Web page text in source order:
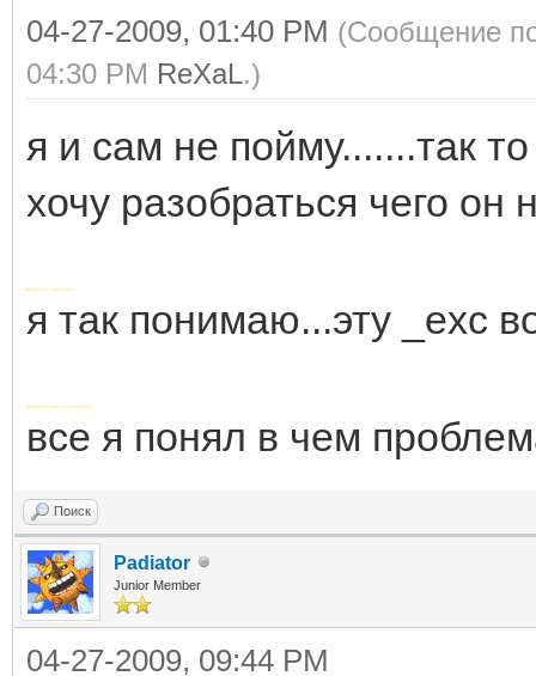
<!-- Mold Glue -->
<item id="21">
<ingredient id="57"
<production
<!-- Mold Hardener
<item id="22">
<ingredient id="57"
<production
</item>
<!-- Stone of
04-27-2009, 01:40 PM (Сообщение
04:30 PM ReXaL.)
я и сам не пойму.......так
хочу разобраться чего он
Добавлено через 5 минут
я так понимаю...эту _exc
Добавлено через 2 часа 50 минут
все я понял в чем
Поиск
Padiator
Junior Member
04-27-2009, 09:44 PM